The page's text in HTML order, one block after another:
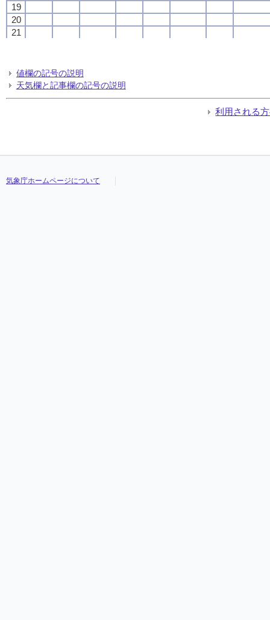
19
20
21
24
19
20
21
24
19
20
21
24
19
20
21
24
値欄の記号の説明
天気欄と記事欄の記号の説明
利用される
気象庁ホームページについて